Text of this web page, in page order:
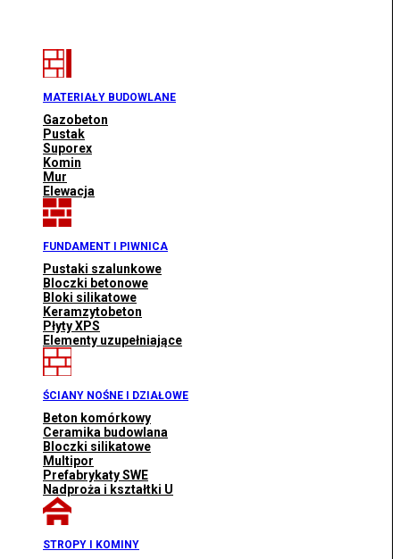
MATERIAŁY BUDOWLANE
Gazobeton
Pustak
Suporex
Komin
Mur
Elewacja
FUNDAMENT I PIWNICA
Pustaki szalunkowe
Bloczki betonowe
Bloki silikatowe
Keramzytobeton
Płyty XPS
Elementy uzupełniające
ŚCIANY NOŚNE I DZIAŁOWE
Beton komórkowy
Ceramika budowlana
Bloczki silikatowe
Multipor
Prefabrykaty SWE
Nadproża i kształtki U
STROPY I KOMINY